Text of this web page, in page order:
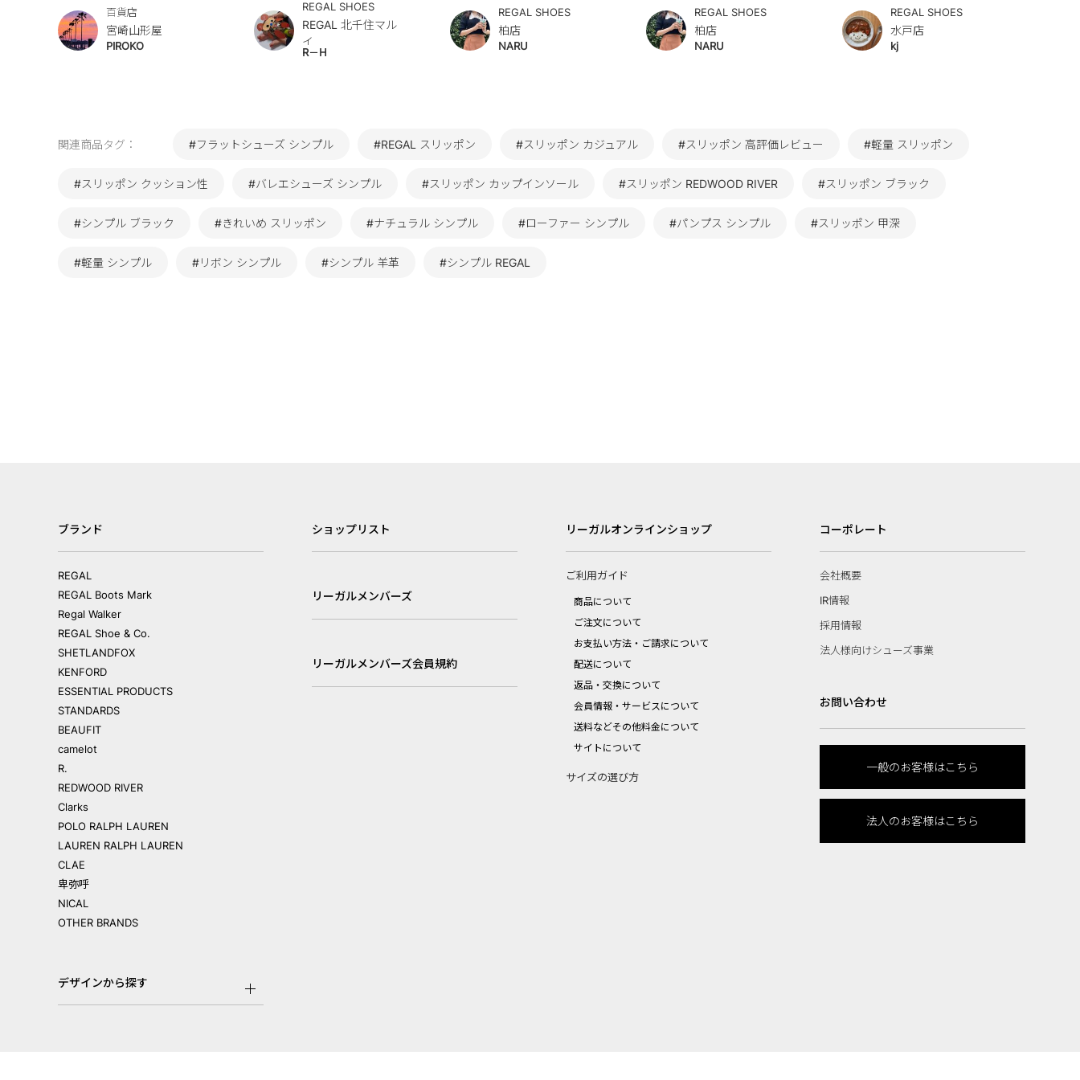
百貨店
宮崎山形屋
PIROKO
REGAL SHOES
REGAL 北千住マル
イ
R－H
REGAL SHOES
柏店
NARU
REGAL SHOES
柏店
NARU
REGAL SHOES
水戸店
kj
関連商品タグ： #フラットシューズ シンプル #REGAL スリッポン #スリッポン カジュアル #スリッポン 高評価レビュー #軽量 スリッポン
#スリッポン クッション性 #バレエシューズ シンプル #スリッポン カップインソール #スリッポン REDWOOD RIVER #スリッポン ブラック
#シンプル ブラック #きれいめ スリッポン #ナチュラル シンプル #ローファー シンプル #パンプス シンプル #スリッポン 甲深
#軽量 シンプル #リボン シンプル #シンプル 羊革 #シンプル REGAL
ブランド
REGAL
REGAL Boots Mark
Regal Walker
REGAL Shoe & Co.
SHETLANDFOX
KENFORD
ESSENTIAL PRODUCTS
STANDARDS
BEAUFIT
camelot
R.
REDWOOD RIVER
Clarks
POLO RALPH LAUREN
LAUREN RALPH LAUREN
CLAE
卑弥呼
NICAL
OTHER BRANDS
デザインから探す
ショップリスト
リーガルメンバーズ
リーガルメンバーズ会員規約
リーガルオンラインショップ
ご利用ガイド
商品について
ご注文について
お支払い方法・ご請求について
配送について
返品・交換について
会員情報・サービスについて
送料などその他料金について
サイトについて
サイズの選び方
コーポレート
会社概要
IR情報
採用情報
法人様向けシューズ事業
お問い合わせ
一般のお客様はこちら
法人のお客様はこちら